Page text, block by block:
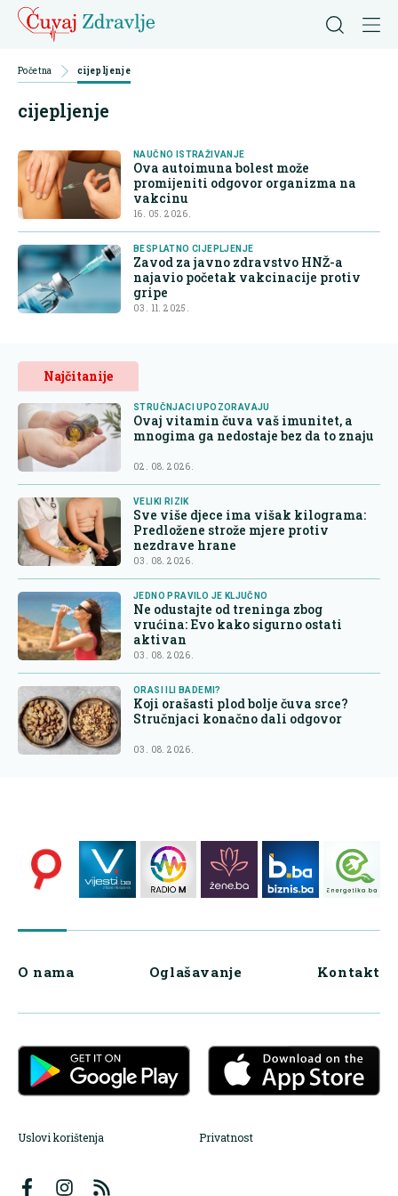
Početna cijepljenje
cijepljenje
NAUČNO ISTRAŽIVANJE
Ova autoimuna bolest može
promijeniti odgovor organizma na
vakcinu
16. 05. 2026.
BESPLATNO CIJEPLJENJE
Zavod za javno zdravstvo HNŽ-a
najavio početak vakcinacije protiv
gripe
03. 11. 2025.
Najčitanije
STRUČNJACI UPOZORAVAJU
Ovaj vitamin čuva vaš imunitet, a
mnogima ga nedostaje bez da to znaju
02. 08. 2026.
VELIKI RIZIK
Sve više djece ima višak kilograma:
Predložene strože mjere protiv
nezdrave hrane
03. 08. 2026.
JEDNO PRAVILO JE KLJUČNO
Ne odustajte od treninga zbog
vrućina: Evo kako sigurno ostati
aktivan
03. 08. 2026.
ORASI ILI BADEMI?
Koji orašasti plod bolje čuva srce?
Stručnjaci konačno dali odgovor
03. 08. 2026.
O nama Oglašavanje Kontakt
Uslovi korištenja Privatnost